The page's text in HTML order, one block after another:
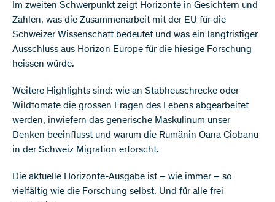
Im zweiten Schwerpunkt zeigt Horizonte in Gesichtern und
Zahlen, was die Zusammenarbeit mit der EU für die
Schweizer Wissenschaft bedeutet und was ein langfristiger
Ausschluss aus Horizon Europe für die hiesige Forschung
heissen würde.
Weitere Highlights sind: wie an Stabheuschrecke oder
Wildtomate die grossen Fragen des Lebens abgearbeitet
werden, inwiefern das generische Maskulinum unser
Denken beeinflusst und warum die Rumänin Oana Ciobanu
in der Schweiz Migration erforscht.
Die aktuelle Horizonte-Ausgabe ist – wie immer – so
vielfältig wie die Forschung selbst. Und für alle frei